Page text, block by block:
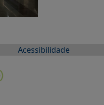
Acessibilidade